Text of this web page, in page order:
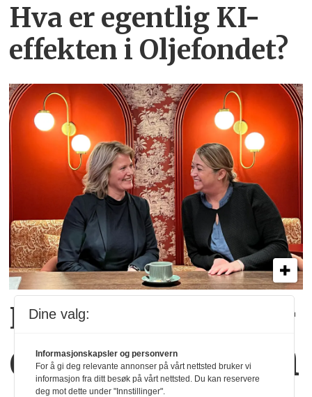
Hva er egentlig KI-
effekten i Oljefondet?
Kaffekoppen binder
dem sammen
Dine valg:
Informasjonskapsler og personvern
For å gi deg relevante annonser på vårt nettsted bruker vi
informasjon fra ditt besøk på vårt nettsted. Du kan reservere
deg mot dette under "Innstillinger".